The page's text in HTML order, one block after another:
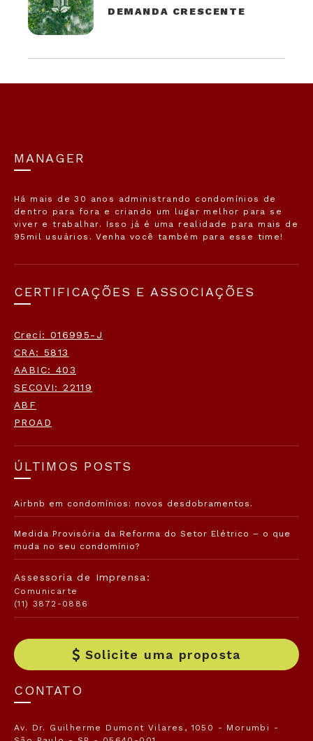
DEMANDA CRESCENTE
MANAGER
Há mais de 30 anos administrando condomínios de
dentro para fora e criando um lugar melhor para se
viver e trabalhar. Isso já é uma realidade para mais de
95mil usuários. Venha você também para esse time!
CERTIFICAÇÕES E ASSOCIAÇÕES
Creci: 016995-J
CRA: 5813
AABIC: 403
SECOVI: 22119
ABF
PROAD
ÚLTIMOS POSTS
Airbnb em condomínios: novos desdobramentos.
Medida Provisória da Reforma do Setor Elétrico – o que
muda no seu condomínio?
Assessoria de Imprensa:
Comunicarte
(11) 3872-0886
Solicite uma proposta
CONTATO
Av. Dr. Guilherme Dumont Vilares, 1050 - Morumbi -